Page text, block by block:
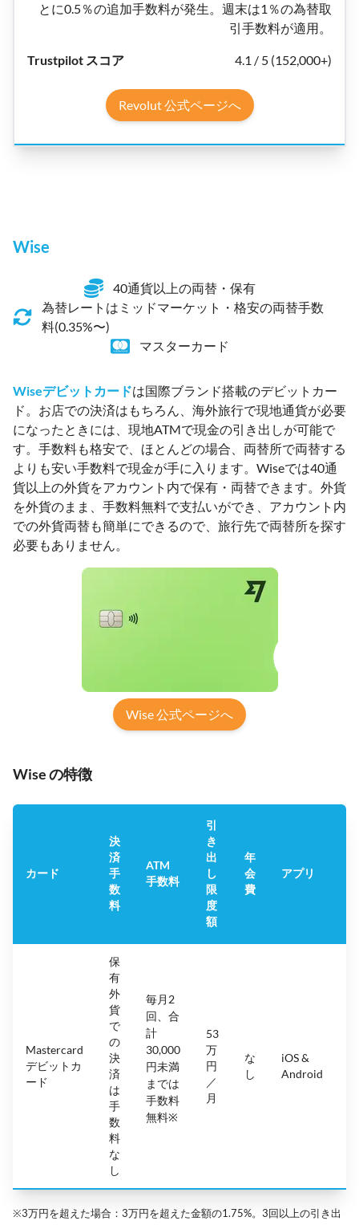
とに0.5％の追加手数料が発生。週末は1％の為替取
引手数料が適用。
4.1 / 5 (152,000+)
Revolut 公式ページへ
Wise
40通貨以上の両替・保有
為替レートはミッドマーケット・格安の両替手数
料(0.35%〜)
マスターカード
Wiseデビットカードは国際ブランド搭載のデビットカー
ド。お店での決済はもちろん、海外旅行で現地通貨が必要
になったときには、現地ATMで現金の引き出しが可能で
す。手数料も格安で、ほとんどの場合、両替所で両替する
よりも安い手数料で現金が手に入ります。Wiseでは40通
貨以上の外貨をアカウント内で保有・両替できます。外貨
を外貨のまま、手数料無料で支払いができ、アカウント内
での外貨両替も簡単にできるので、旅行先で両替所を探す
必要もありません。
Wise 公式ページへ
Wise の特徴
カード
決
済
手
数
料
ATM
手数料
引
き
出
し
限
度
額
年
会
費
アプリ
Mastercard
デビットカ
ード
保
有
外
貨
で
の
決
済
は
手
数
料
な
し
毎月2
回、合
計
30,000
円未満
までは
手数料
無料※
53
万
円
／
月
な
し
iOS &
Android
※3万円を超えた場合：3万円を超えた金額の1.75%。3回以上の引き出